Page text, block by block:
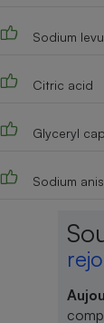
Sodium
Citric acid
Glyceryl
Sodium